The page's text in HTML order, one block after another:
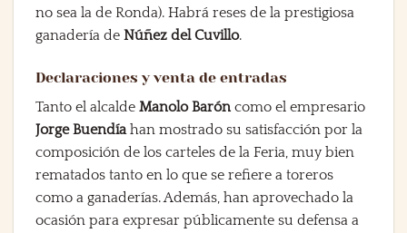
no sea la de Ronda). Habrá reses de la prestigiosa
ganadería de Núñez del Cuvillo.
Declaraciones y venta de entradas
Tanto el alcalde Manolo Baróncomo el empresario
Jorge Buendíahan mostrado su satisfacción por la
composición de los carteles de la Feria, muy bien
rematados tanto en lo que se refiere a toreros
como a ganaderías. Además, han aprovechado la
ocasión para expresar públicamente su defensa a